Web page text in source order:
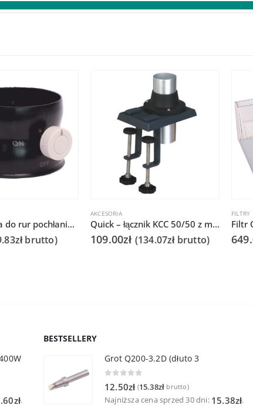
Przepustnica do rur pochłaniaczy oparów – QUICK 6101/6102
złbrutto)
AKCESORIA
Quick – łącznik KCC 50/50 z mocowaniem do blatu dla Q6101/6102
109.00zł (134.07złbrutto)
FILTRY
Filtr
zł.
BESTSELLERY
Grot Q200-3.2D (dłuto 3
12.50zł (15.38zł brutto)
Najniższa cena sprzed 30 dni: 15.38zł.